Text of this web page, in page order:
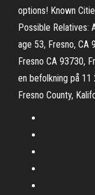
options! Known
Possible Relatives:
age 53, Fresno, CA
Fresno CA 93730,
en befolkning på
Fresno County,